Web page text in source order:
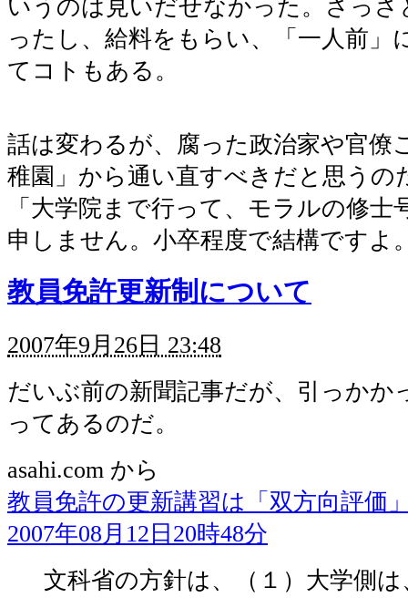
いうのは見いだせなかった。さっさ
ったし、給料をもらい、「一人前」
てコトもある。
話は変わるが、腐った政治家や官僚
稚園」から通い直すべきだと思うの
「大学院まで行って、モラルの修士
申しません。小卒程度で結構ですよ
教員免許更新制について
2007年9月26日 23:48
だいぶ前の新聞記事だが、引っかか
ってあるのだ。
asahi.com から
教員免許の更新講習は「双方向評
2007年08月12日20時48分
文科省の方針は、（１）大学側